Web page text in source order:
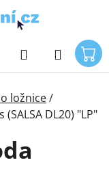
Hledat
ložnice/
DL20) "LP"